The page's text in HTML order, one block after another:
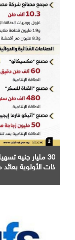
30 مليار جنيه
ذات الأولوية بعائد